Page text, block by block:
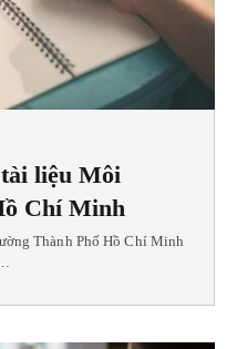
liệu Môi
Chí Minh
Thành Phố Hồ Chí Minh